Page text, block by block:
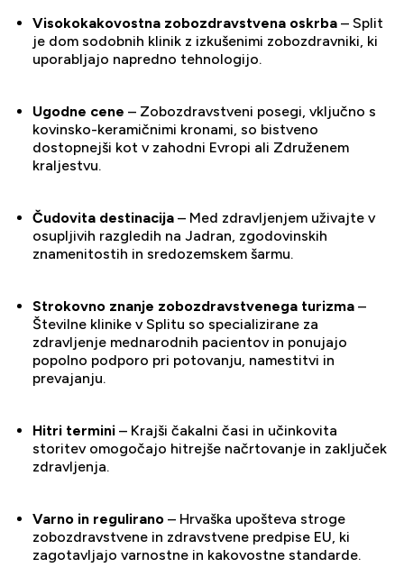
Visokokakovostna zobozdravstvena oskrba – Split
je dom sodobnih klinik z izkušenimi zobozdravniki, ki
uporabljajo napredno tehnologijo.
Ugodne cene – Zobozdravstveni posegi, vključno s
kovinsko-keramičnimi kronami, so bistveno
dostopnejši kot v zahodni Evropi ali Združenem
kraljestvu.
Čudovita destinacija – Med zdravljenjem uživajte v
osupljivih razgledih na Jadran, zgodovinskih
znamenitostih in sredozemskem šarmu.
Strokovno znanje zobozdravstvenega turizma –
Številne klinike v Splitu so specializirane za
zdravljenje mednarodnih pacientov in ponujajo
popolno podporo pri potovanju, namestitvi in ​​
prevajanju.
Hitri termini – Krajši čakalni časi in učinkovita
storitev omogočajo hitrejše načrtovanje in zaključek
zdravljenja.
Varno in regulirano – Hrvaška upošteva stroge
zobozdravstvene in zdravstvene predpise EU, ki
zagotavljajo varnostne in kakovostne standarde.